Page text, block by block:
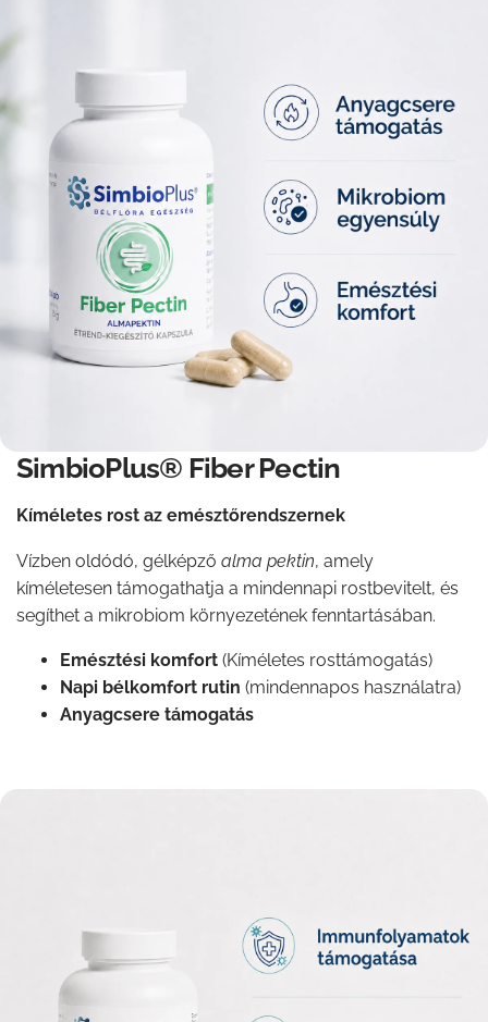
SimbioPlus® Fiber Pectin
Kíméletes rost az emésztőrendszernek
Vízben oldódó, gélképző alma pektin, amely
kíméletesen támogathatja a mindennapi rostbevitelt, és
segíthet a mikrobiom környezetének fenntartásában.
Emésztési komfort (Kíméletes rosttámogatás)
Napi bélkomfort rutin (mindennapos használatra)
Anyagcsere támogatás